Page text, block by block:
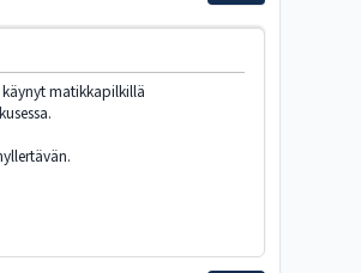
matikkapilkillä